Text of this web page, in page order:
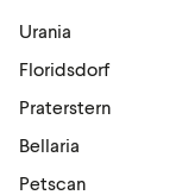
Urania
Floridsdorf
Praterstern
Bellaria
Petscan